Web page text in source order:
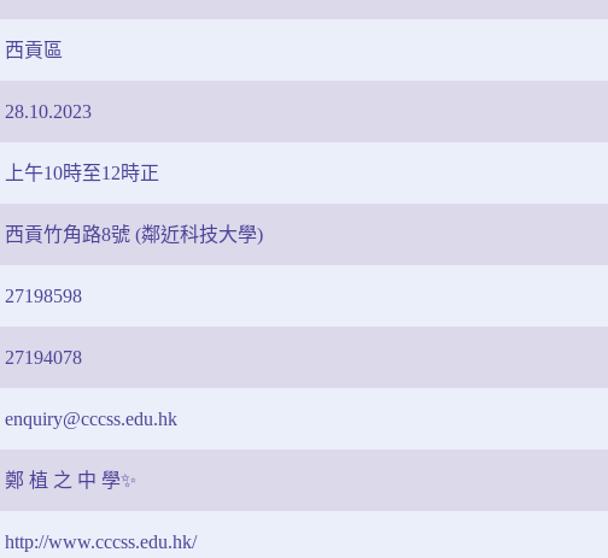
西貢區
28.10.2023
上午10時至12時正
西貢竹角路8號 (鄰近科技大學)
27198598
27194078
enquiry@cccss.edu.hk
鄭 植 之 中 學✨
http://www.cccss.edu.hk/